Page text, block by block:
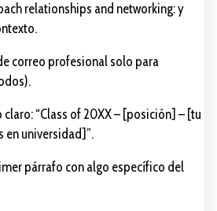
relationships and networking: y
correo profesional solo para
claro: “Class of 20XX – [posición] – [tu
en universidad]”.
párrafo con algo específico del